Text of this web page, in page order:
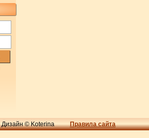
Дизайн © Koterina Правила сайта